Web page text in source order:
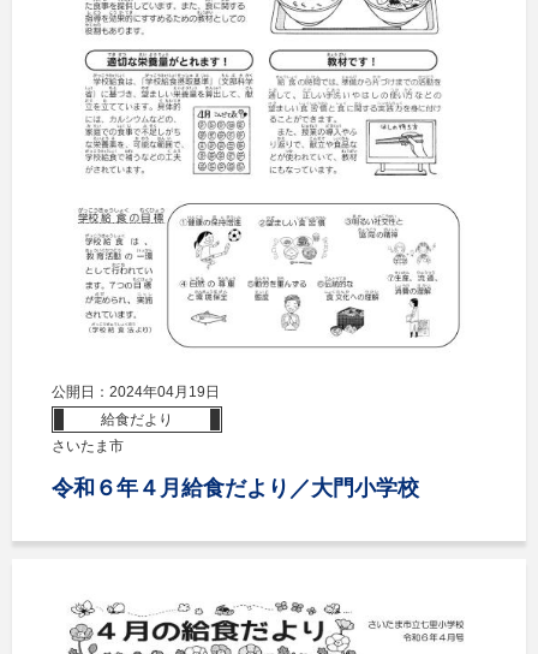
公開日：2024年04月19日
給食だより
さいたま市
令和６年４月給食だより／大門小学校